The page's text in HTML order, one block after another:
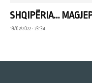
SHQIPËRIA…
19/02/2022 • 23:34